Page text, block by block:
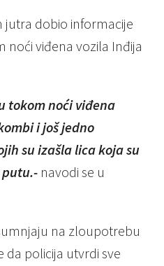
jutra dobio informacije
noći viđena vozila Inđija
tokom noći viđena
i još jedno
su izašla lica koja su
putu.- navodi se u
na zloupotrebu
da policija utvrdi sve